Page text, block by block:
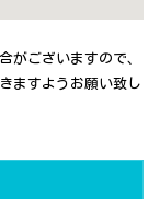
がございますので、
ますようお願い致し